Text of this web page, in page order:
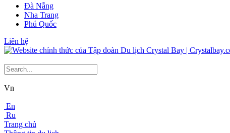
Đà Nẵng
Nha Trang
Phú Quốc
Liên hệ
Vn
En
Ru
Trang chủ